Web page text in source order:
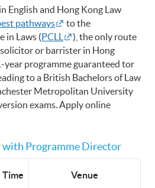
English and Hong Kong Law
pathways
to the
in Laws (PCLL
), the only route
or barrister in Hong
year programme guaranteed tor
to a British Bachelors of Law
Metropolitan University
exams. Apply online
Programme Director
Time Venue